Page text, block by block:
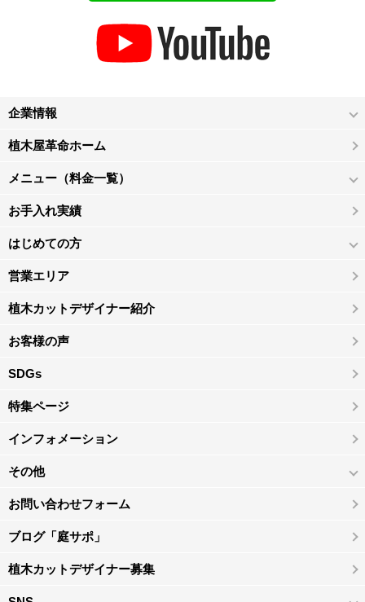
企業情報
植木屋革命ホーム
メニュー（料金一覧）
お手入れ実績
はじめての方
営業エリア
植木カットデザイナー紹介
お客様の声
SDGs
特集ページ
インフォメーション
その他
お問い合わせフォーム
ブログ「庭サポ」
植木カットデザイナー募集